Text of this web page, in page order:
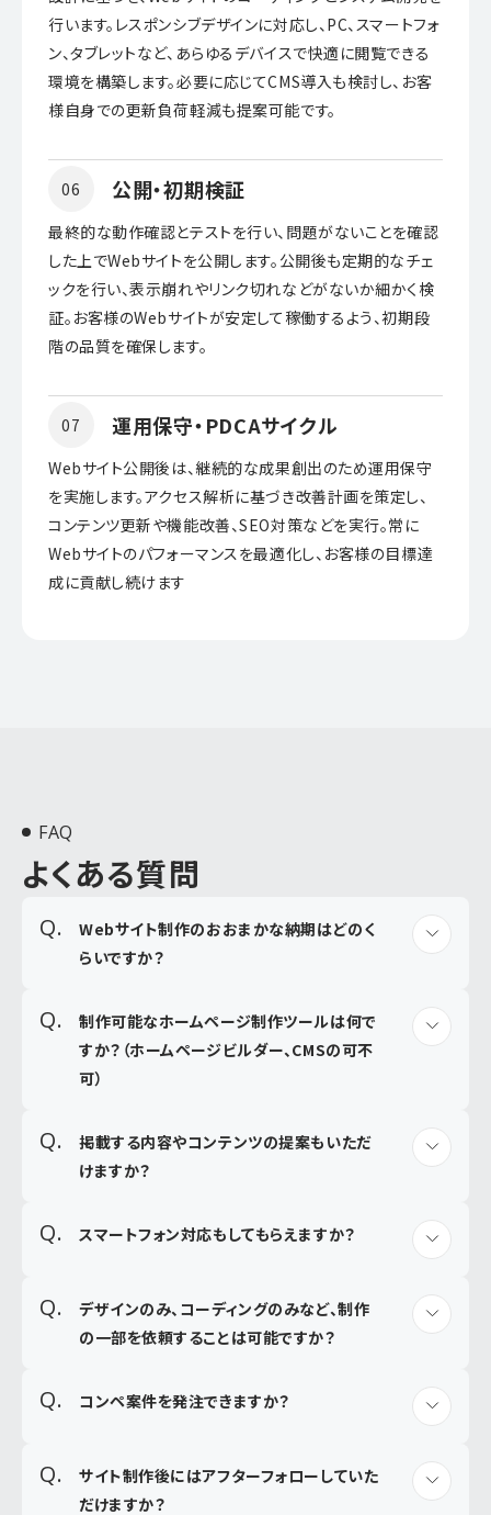
行います。レスポンシブデザインに対応し、PC、スマートフォ
ン、タブレットなど、あらゆるデバイスで快適に閲覧できる
環境を構築します。必要に応じてCMS導入も検討し、お客
様自身での更新負荷軽減も提案可能です。
公開・初期検証
06
最終的な動作確認とテストを行い、問題がないことを確認
した上でWebサイトを公開します。公開後も定期的なチェ
ックを行い、表示崩れやリンク切れなどがないか細かく検
証。お客様のWebサイトが安定して稼働するよう、初期段
階の品質を確保します。
運用保守・PDCAサイクル
07
Webサイト公開後は、継続的な成果創出のため運用保守
を実施します。アクセス解析に基づき改善計画を策定し、
コンテンツ更新や機能改善、SEO対策などを実行。常に
Webサイトのパフォーマンスを最適化し、お客様の目標達
成に貢献し続けます
FAQ
よくある質問
Webサイト制作のおおまかな納期はどのく
らいですか？
制作可能なホームページ制作ツールは何で
すか？（ホームページビルダー、CMSの可不
可）
掲載する内容やコンテンツの提案もいただ
けますか？
スマートフォン対応もしてもらえますか？
デザインのみ、コーディングのみなど、制作
の一部を依頼することは可能ですか？
コンペ案件を発注できますか？
サイト制作後にはアフターフォローしていた
だけますか？